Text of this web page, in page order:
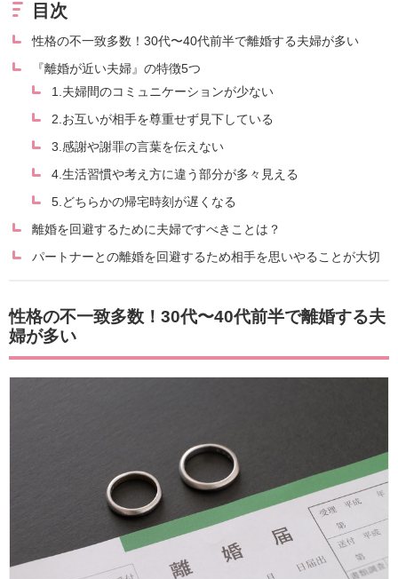
目次
性格の不一致多数！30代〜40代前半で離婚する夫婦が多い
『離婚が近い夫婦』の特徴5つ
1.夫婦間のコミュニケーションが少ない
2.お互いが相手を尊重せず見下している
3.感謝や謝罪の言葉を伝えない
4.生活習慣や考え方に違う部分が多々見える
5.どちらかの帰宅時刻が遅くなる
離婚を回避するために夫婦ですべきことは？
パートナーとの離婚を回避するため相手を思いやることが大切
性格の不一致多数！30代〜40代前半で離婚する夫
婦が多い